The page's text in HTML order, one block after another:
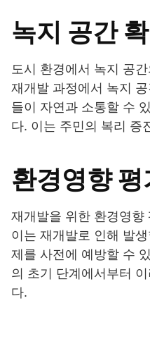
녹지 공간
도시 환경에서 녹지 공
재개발 과정에서 녹지
들이 자연과 소통할 수
다. 이는 주민의 복리 증
환경영향 평
재개발을 위한 환경영향
이는 재개발로 인해 발
제를 사전에 예방할 수
의 초기 단계에서부터
다.